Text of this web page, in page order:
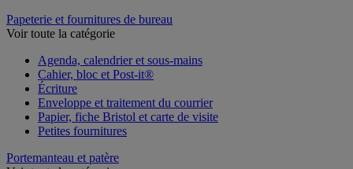
Papeterie et fournitures de bureau
Voir toute la catégorie
Agenda, calendrier et sous-mains
Cahier, bloc et Post-it®
Écriture
Enveloppe et traitement du courrier
Papier, fiche Bristol et carte de visite
Petites fournitures
Portemanteau et patère